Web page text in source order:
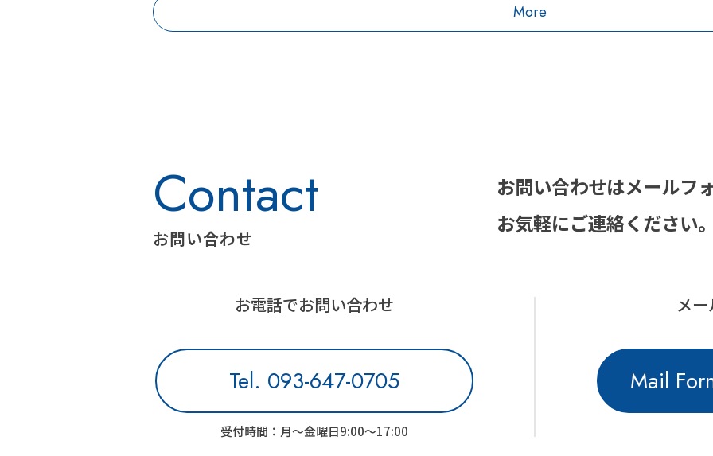
More
お問い合わせ
お問い合わせはメールフ
お気軽にご連絡ください。
お電話でお問い合わせ
Tel. 093-647-0705
受付時間：月～金曜日9:00～17:00
メ
Mail